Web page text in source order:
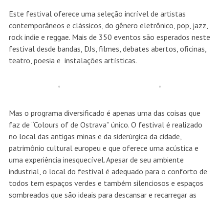
Este festival oferece uma seleção incrível de artistas
contemporâneos e clássicos, do gênero eletrônico, pop, jazz,
rock indie e reggae. Mais de 350 eventos são esperados neste
festival desde bandas, DJs, filmes, debates abertos, oficinas,
teatro, poesia e instalações artísticas.
Mas o programa diversificado é apenas uma das coisas que
faz de “Colours of de Ostrava” único. O festival é realizado
no local das antigas minas e da siderúrgica da cidade,
patrimônio cultural europeu e que oferece uma acústica e
uma experiência inesquecível. Apesar de seu ambiente
industrial, o local do festival é adequado para o conforto de
todos tem espaços verdes e também silenciosos e espaços
sombreados que são ideais para descansar e recarregar as